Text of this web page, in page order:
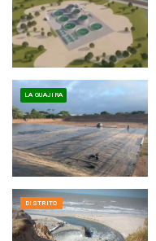
LA GUAJIRA
DISTRITO